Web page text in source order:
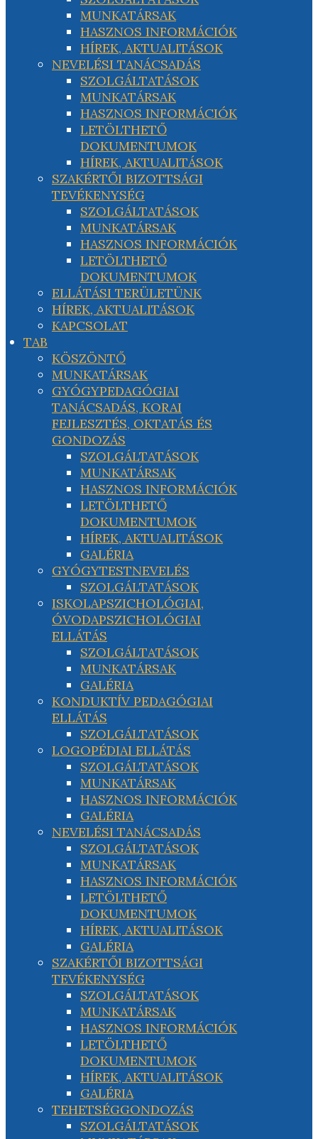
MUNKATÁRSAK
HASZNOS INFORMÁCIÓK
HÍREK, AKTUALITÁSOK
NEVELÉSI TANÁCSADÁS
SZOLGÁLTATÁSOK
MUNKATÁRSAK
HASZNOS INFORMÁCIÓK
LETÖLTHETŐ
DOKUMENTUMOK
HÍREK, AKTUALITÁSOK
SZAKÉRTŐI BIZOTTSÁGI
TEVÉKENYSÉG
SZOLGÁLTATÁSOK
MUNKATÁRSAK
HASZNOS INFORMÁCIÓK
LETÖLTHETŐ
DOKUMENTUMOK
ELLÁTÁSI TERÜLETÜNK
HÍREK, AKTUALITÁSOK
KAPCSOLAT
TAB
KÖSZÖNTŐ
MUNKATÁRSAK
GYÓGYPEDAGÓGIAI
TANÁCSADÁS, KORAI
FEJLESZTÉS, OKTATÁS ÉS
GONDOZÁS
SZOLGÁLTATÁSOK
MUNKATÁRSAK
HASZNOS INFORMÁCIÓK
LETÖLTHETŐ
DOKUMENTUMOK
HÍREK, AKTUALITÁSOK
GALÉRIA
GYÓGYTESTNEVELÉS
SZOLGÁLTATÁSOK
ISKOLAPSZICHOLÓGIAI,
ÓVODAPSZICHOLÓGIAI
ELLÁTÁS
SZOLGÁLTATÁSOK
MUNKATÁRSAK
GALÉRIA
KONDUKTÍV PEDAGÓGIAI
ELLÁTÁS
SZOLGÁLTATÁSOK
LOGOPÉDIAI ELLÁTÁS
SZOLGÁLTATÁSOK
MUNKATÁRSAK
HASZNOS INFORMÁCIÓK
GALÉRIA
NEVELÉSI TANÁCSADÁS
SZOLGÁLTATÁSOK
MUNKATÁRSAK
HASZNOS INFORMÁCIÓK
LETÖLTHETŐ
DOKUMENTUMOK
HÍREK, AKTUALITÁSOK
GALÉRIA
SZAKÉRTŐI BIZOTTSÁGI
TEVÉKENYSÉG
SZOLGÁLTATÁSOK
MUNKATÁRSAK
HASZNOS INFORMÁCIÓK
LETÖLTHETŐ
DOKUMENTUMOK
HÍREK, AKTUALITÁSOK
GALÉRIA
TEHETSÉGGONDOZÁS
SZOLGÁLTATÁSOK